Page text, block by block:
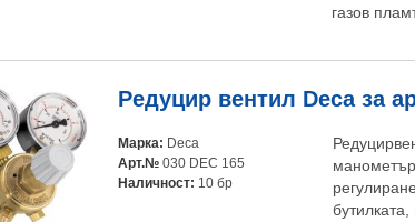
газов
Редуцир вентил Deca за
Марка: Deca
Арт.№ 030 DEC 165
Наличност: 10 бр